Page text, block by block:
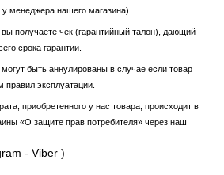
у менеджера нашего магазина).
получаете чек (гарантийный талон), дающий
срока гарантии.
быть аннулированы в случае если товар
эксплуатации.
приобретенного у нас товара, происходит в
«О защите прав потребителя» через наш
- Viber )